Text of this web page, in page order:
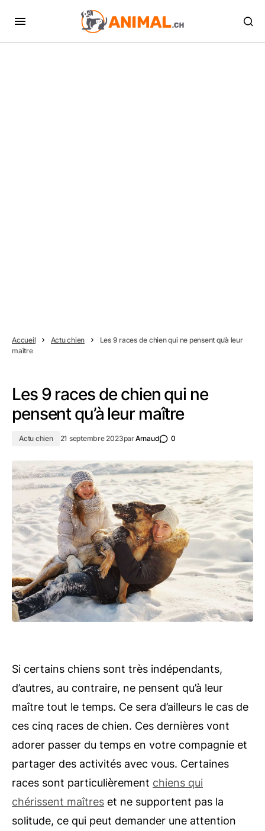
Accueil Actu chien
Les 9 races de chien qui ne pensent qu’à leur
maître
Les 9 races de chien qui ne
pensent qu’à leur maître
Actu chien 21 septembre 2023parArnaud 0
Si certains chiens sont très indépendants,
d’autres, au contraire, ne pensent qu’à leur
maître tout le temps. Ce sera d’ailleurs le cas de
ces cinq races de chien. Ces dernières vont
adorer passer du temps en votre compagnie et
partager des activités avec vous. Certaines
races sont particulièrement chiens qui
chérissent maîtres et ne supportent pas la
solitude, ce qui peut demander une attention